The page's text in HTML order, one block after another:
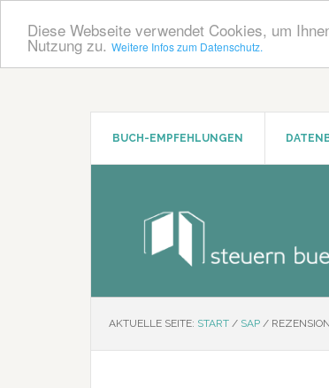
Diese Webseite verwendet Cookies, um
Nutzung zu. Weitere Infos zum Datenschutz.
Zum
Zur
BUCH-EMPFEHLUNGEN
AKTUELLE SEITE: START / SAP /